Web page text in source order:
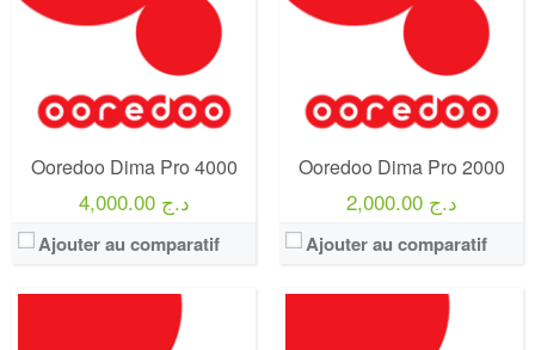
Ooredoo Dima Pro 4000
4,000.00 د.ج
Ajouter au comparatif
Ooredoo Dima Pro 2000
2,000.00 د.ج
Ajouter au comparatif
Prix:
Internet:60 Go +Facebook Gratuit
View Details →
Prix: 100 min
Prépayé - 15 jours -
Internet:3 Go +Facebook Gratuit
View Details →
Ooredoo
Ooredoo